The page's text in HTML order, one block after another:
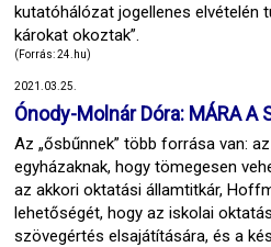
kutatóhálózat jogellenes elvételén
károkat okoztak”.
(Forrás: 24.hu)
2021.03.25.
Ónody-Molnár Dóra: MÁRA A
Az „ősbűnnek” több forrása van:
egyházaknak, hogy tömegesen
az akkori oktatási államtitkár,
lehetőségét, hogy az iskolai
szövegértés elsajátítására, és a